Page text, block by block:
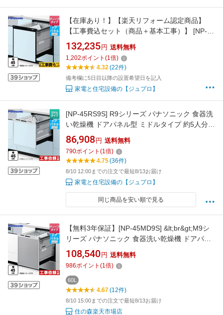
【在庫あり！】【楽天リフォーム認定商品】
【工事費込セット（商品＋基本工事）】 [NP-
45RD9K] R9シリーズ パナソニック 食器洗い乾
燥機 ドアパネル型 ディープタイプ ブラック
【クーポン有★2026/8/17迄】
132,235 円 送料無料
1,202ポイント (1倍)
4.32(22件)
備考欄に5日目以降の設置希望日を記入
家電と住宅設備の【ジュプロ】
[NP-45RS9S] R9シリーズ パナソニック 食器洗
い乾燥機 ドアパネル型 ミドルタイプ 約5人分
（40点） 運転コース：6コース(低温・少量・標
準・強力・予約・乾燥) シルバー 【送料無料】
【3年保証】
86,908 円 送料無料
790ポイント (1倍)
4.75(36件)
8/10 12:00までの注文で最短8/13お届け
家電と住宅設備の【ジュプロ】
同じ商品を安い順で見る
【無料3年保証】[NP-45MD9S] &lt;br&gt;M9シ
リーズ パナソニック 食器洗い乾燥機 ドアパネ
ル型 ディープタイプ 約6人分（48点） 運転コ
ース：6コース(低温・標準・強力・スピーデ
ィ・予約・乾燥) シルバー 【送料無料】
108,540 円 送料無料
986ポイント (1倍)
60L
4.67(12件)
8/10 15:00までの注文で最短8/13お届け
住の森楽天市場店